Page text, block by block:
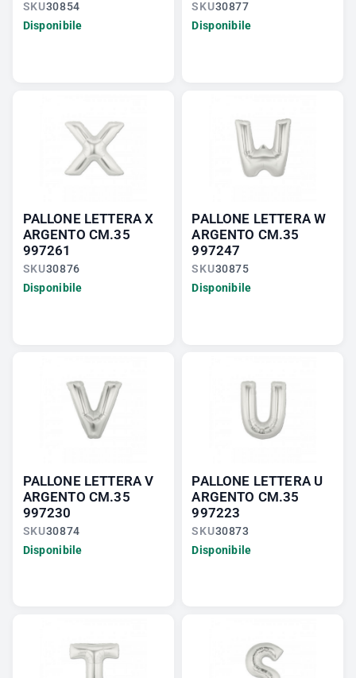
SKU30854
Disponibile
SKU30877
Disponibile
PALLONE LETTERA X
ARGENTO CM.35
997261
SKU30876
Disponibile
PALLONE LETTERA W
ARGENTO CM.35
997247
SKU30875
Disponibile
PALLONE LETTERA V
ARGENTO CM.35
997230
SKU30874
Disponibile
PALLONE LETTERA U
ARGENTO CM.35
997223
SKU30873
Disponibile